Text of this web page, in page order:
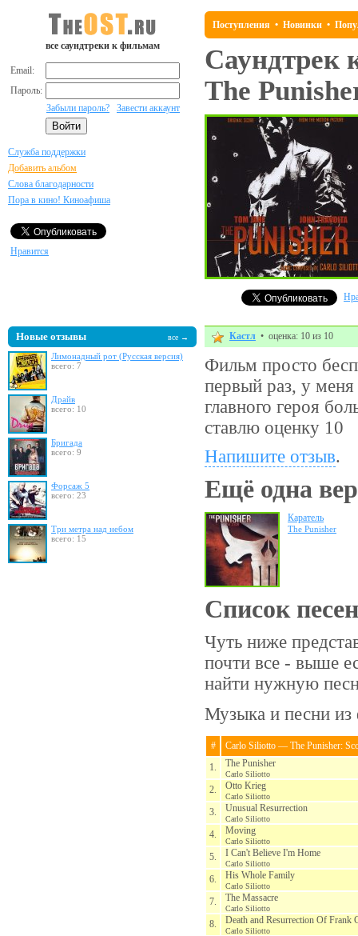
все саундтреки к фильмам
Email:
Пароль:
Забыли пароль?
Завести аккаунт
Служба поддержки
Добавить альбом
Слова благодарности
Пора в кино! Киноафиша
Нравится
Новые отзывы все →
Лимонадный рот (Русская версия)
всего: 7
Драйв
всего: 10
Бригада
всего: 9
Форсаж 5
всего: 23
Три метра над небом
всего: 15
Поступления • Новинки •
Саундтрек
The
Кастл • оценка: 10 из 10
Фильм просто
первый раз, у
главного героя
ставлю оценку 10
Напишите отзыв.
Ещё одна
Каратель
The Punisher
Список песен
Чуть ниже
почти все - выше
найти нужную
Музыка и песни из
#
Carlo Siliotto — The Punisher:
1.
The Punisher
Carlo Siliotto
2. Otto Krieg
Carlo Siliotto
3. Unusual Resurrection
Carlo Siliotto
4. Moving
Carlo Siliotto
5. I Can't Believe I'm Home
Carlo Siliotto
6. His Whole Family
Carlo Siliotto
7. The Massacre
Carlo Siliotto
8. Death and Resurrection Of Frank
Carlo Siliotto